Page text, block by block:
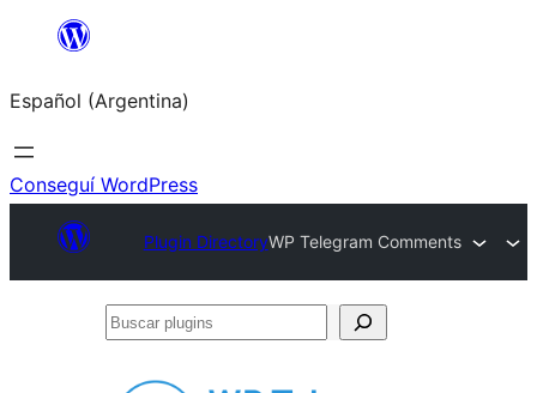
Saltar
contenido
Español (Argentina)
Conseguí WordPress
Plugin DirectoryWP Telegram Comments
Buscar